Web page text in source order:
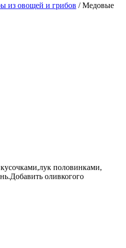
из овощей и грибов / Медовые
половинками,
оливкогого